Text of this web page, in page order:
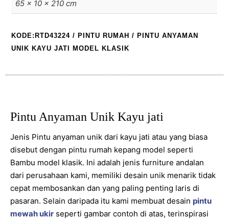
65 × 10 × 210 cm
KODE:RTD43224 /PINTU RUMAH / PINTU ANYAMAN
UNIK KAYU JATI MODEL KLASIK
Pintu Anyaman Unik Kayu jati
Jenis Pintu anyaman unik dari kayu jati atau yang biasa
disebut dengan pintu rumah kepang model seperti
Bambu model klasik. Ini adalah jenis furniture andalan
dari perusahaan kami, memiliki desain unik menarik tidak
cepat membosankan dan yang paling penting laris di
pasaran. Selain daripada itu kami membuat desain pintu
mewah ukir seperti gambar contoh di atas, terinspirasi